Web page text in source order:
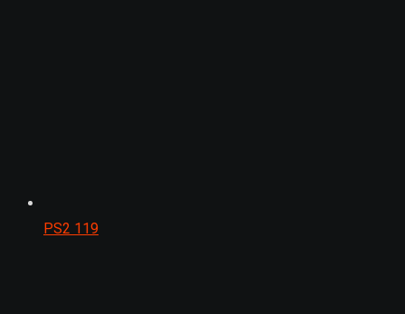
PS2 119